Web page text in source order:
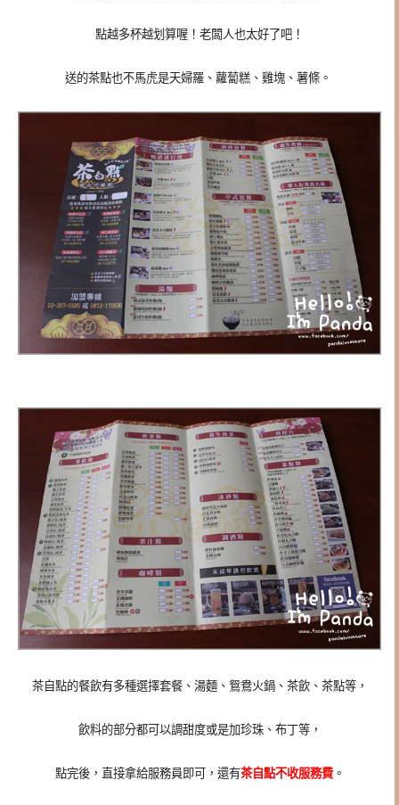
點越多杯越划算喔！老闆人也太好了吧！
送的茶點也不馬虎是天婦羅、蘿蔔糕、雞塊、薯條。
茶自點的餐飲有多種選擇套餐、湯麵、鴛鴦火鍋、茶飲、茶點等，
飲料的部分都可以調甜度或是加珍珠、布丁等，
點完後，直接拿給服務員即可，還有茶自點不收服務費。